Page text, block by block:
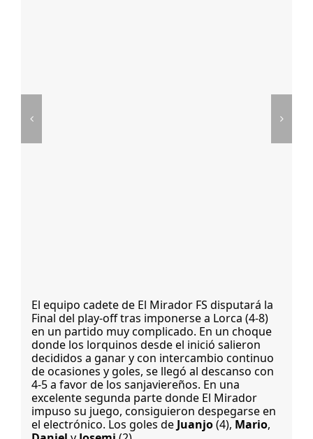
El equipo cadete de El Mirador FS disputará la
Final del play-off tras imponerse a Lorca (4-8)
en un partido muy complicado. En un choque
donde los lorquinos desde el inició salieron
decididos a ganar y con intercambio continuo
de ocasiones y goles, se llegó al descanso con
4-5 a favor de los sanjaviereños. En una
excelente segunda parte donde El Mirador
impuso su juego, consiguieron despegarse en
el electrónico. Los goles de Juanjo(4), Mario,